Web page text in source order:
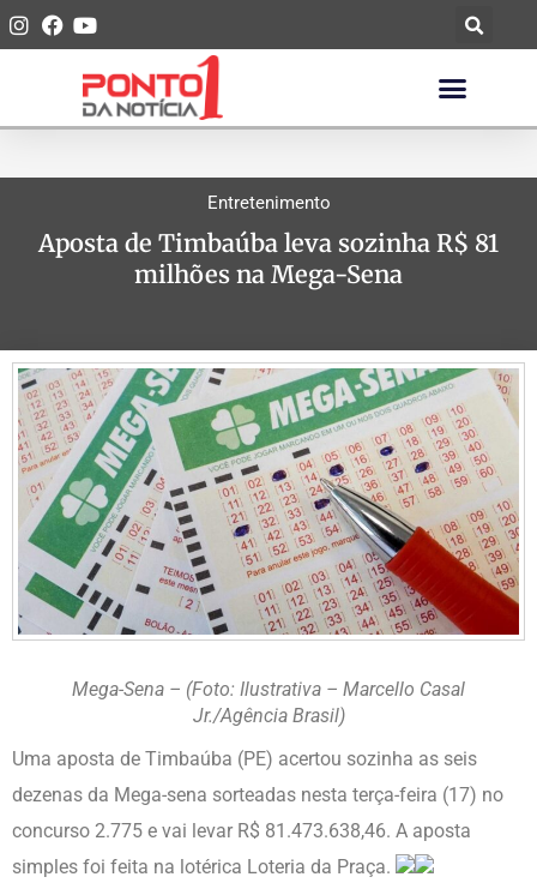
Entretenimento
Aposta de Timbaúba leva sozinha R$ 81
milhões na Mega-Sena
Mega-Sena – (Foto: Ilustrativa – Marcello Casal
Jr./Agência Brasil)
Uma aposta de Timbaúba (PE) acertou sozinha as seis
dezenas da Mega-sena sorteadas nesta terça-feira (17) no
concurso 2.775 e vai levar R$ 81.473.638,46. A aposta
simples foi feita na lotérica Loteria da Praça.